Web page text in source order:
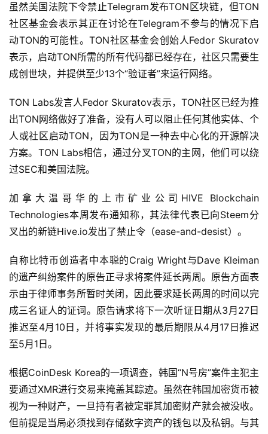
虽然美国法院下令禁止Telegram发布TON区块链，但TON
社区基金会表示其正在讨论在Telegram不参与的情况下启
动TON的可能性。TON社区基金会创始人Fedor Skuratov
表示，启动TON所需的所有代码都已经存在，社区只需要生
成创世块，并提供至少13个“验证者”来运行网络。
TON Labs发言人Fedor Skuratov表示，TON社区已经为推
出TON网络做好了准备，没有人可以阻止任何其他实体、个
人或社区启动TON，因为TON是一种去中心化的开源解决
方案。TON Labs相信，通过分叉TON的主网，他们可以绕
过SEC和美国法院。
加拿大温哥华的上市矿业公司HIVE Blockchain
Technologies本周发布通知称，其法律代表已向Steem分
叉出的新链Hive.io发出了禁止令（ease-and-desist）。
自称比特币创造者中本聪的Craig Wright与Dave Kleiman
的遗产纠纷案件的原告正寻求将案件延长两周。原告方面表
示由于律师事务所暂时关闭，因此要求延长两周的时间以完
成三名证人的证词。原告请求将下一次听证日期从3月27日
推迟至4月10日，并将事实发现的最后期限从4月17日推迟
至5月1日。
根据CoinDesk Korea的一项调查，韩国“N号房”案件主犯主
要通过XMR进行交易来掩盖其踪迹。虽然在韩国加密货币被
视为一种财产，一旦持有者被定罪其加密财产就会被没收。
但前提是当局必须找到存储数字资产的钱包以及私钥。与其